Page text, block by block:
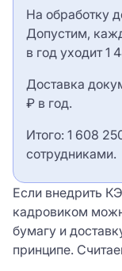
На обработку
Допустим,
в год уходит 1
Доставка
₽ в год.
Итого: 1 608
сотрудниками.
Если внедрить
кадровиком
бумагу и
принципе.